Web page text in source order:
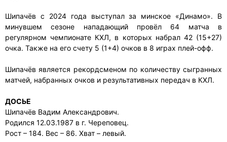
Шипачёв с 2024 года выступал за минское «Динамо». В
минувшем сезоне нападающий провёл 64 матча в
регулярном чемпионате КХЛ, в которых набрал 42 (15+27)
очка. Также на его счету 5 (1+4) очков в 8 играх плей-офф.
Шипачёв является рекордсменом по количеству сыгранных
матчей, набранных очков и результативных передач в КХЛ.
ДОСЬЕ
Шипачёв Вадим Александрович.
Родился 12.03.1987 в г. Череповец.
Рост – 184. Вес – 86. Хват – левый.